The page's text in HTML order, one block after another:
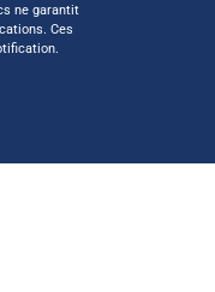
ne garantit
Ces